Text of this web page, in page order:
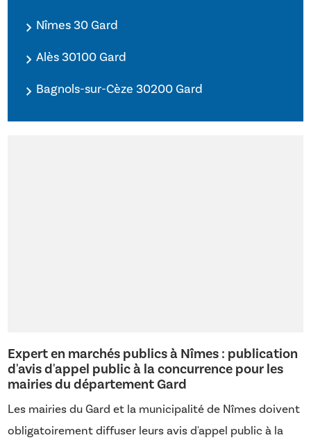
Nîmes 30 Gard
Alès 30100 Gard
Bagnols-sur-Cèze 30200 Gard
Expert en marchés publics à Nîmes : publication
d'avis d'appel public à la concurrence pour les
mairies du département Gard
Les mairies du Gard et la municipalité de Nîmes doivent
obligatoirement diffuser leurs avis d'appel public à la